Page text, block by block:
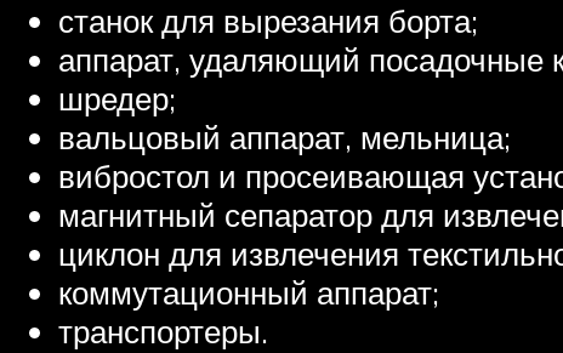
станок для вырезания борта;
аппарат, удаляющий посадочные
шредер;
вальцовый аппарат, мельница;
вибростол и просеивающая
магнитный сепаратор для
циклон для извлечения
коммутационный аппарат;
транспортеры.